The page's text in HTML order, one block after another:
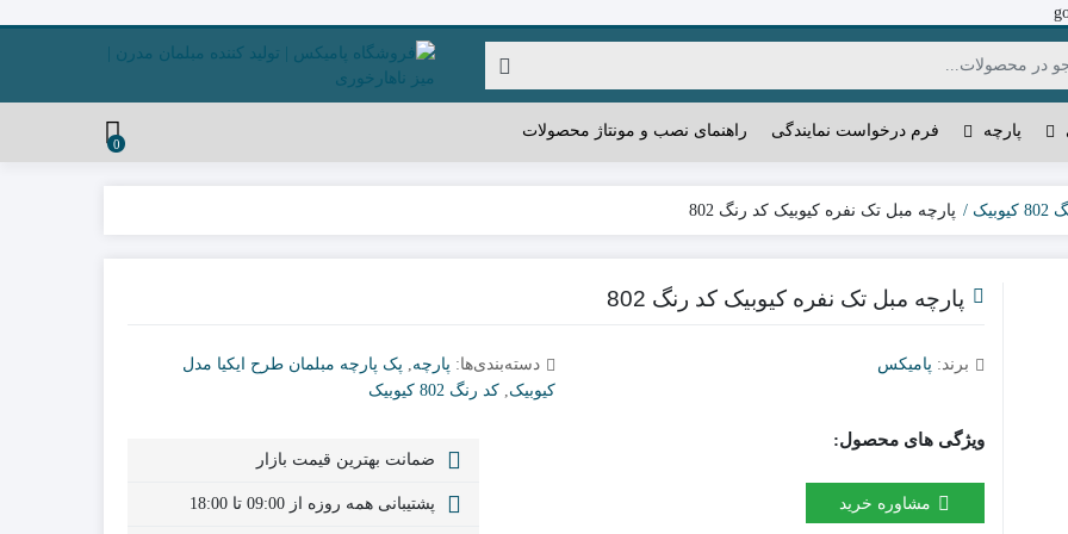
پارچه فرم درخواست نمایندگی راهنمای نصب و مونتاژ محصولات
0
پارچه مبل تک نفره کیوبیک کد رنگ 802
پارچه مبل تک نفره کیوبیک کد رنگ 802
برند: پامیکس دسته‌بندی‌ها: پارچه, پک پارچه مبلمان طرح ایکیا مدل
کیوبیک, کد رنگ 802 کیوبیک
ویژگی های محصول:
مشاوره خرید
ضمانت بهترین قیمت بازار
پشتیبانی همه روزه از 09:00 تا 18:00